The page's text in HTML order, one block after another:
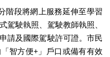
階段將網上服務延伸至學習
駕駛執照、駕駛教師執照、
請及國際駕駛許可證。市民
智方便+」戶口或備有有效